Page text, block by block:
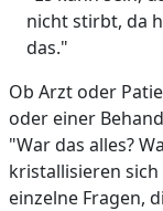
nicht stirbt, da
das."
Ob Arzt oder
oder einer
"War das alles?
kristallisieren
einzelne Fragen,